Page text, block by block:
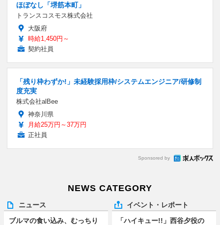
ほぼなし「堺筋本町」
トランスコスモス株式会社
大阪府
時給1,450円～
契約社員
「残り枠わずか!」未経験採用枠/システムエンジニア/研修制
度充実
株式会社alBee
神奈川県
月給25万円～37万円
正社員
Sponsored by
NEWS CATEGORY
ニュース
ブルマの食い込み、むっちり
イベント・レポート
「ハイキュー!!」西谷夕役の